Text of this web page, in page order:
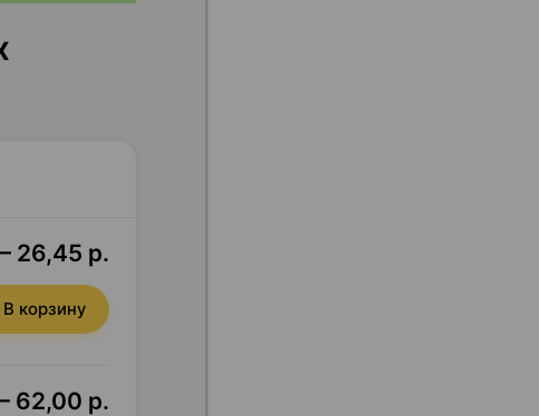
26,45 р.
В корзину
62,00 р.